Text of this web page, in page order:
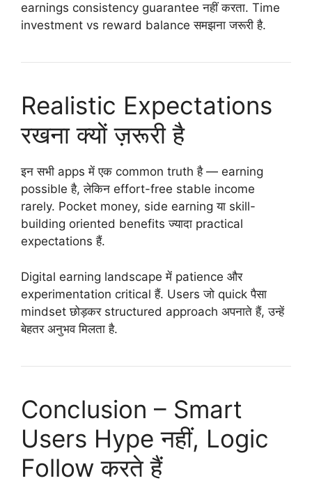
earnings consistency guarantee नहीं करता. Time
investment vs reward balance समझना जरूरी है.
Realistic Expectations
रखना क्यों ज़रूरी है
इन सभी apps में एक common truth है — earning
possible है, लेकिन effort-free stable income
rarely. Pocket money, side earning या skill-
building oriented benefits ज्यादा practical
expectations हैं.
Digital earning landscape में patience और
experimentation critical हैं. Users जो quick पैसा
mindset छोड़कर structured approach अपनाते हैं, उन्हें
बेहतर अनुभव मिलता है.
Conclusion – Smart
Users Hype नहीं, Logic
Follow करते हैं